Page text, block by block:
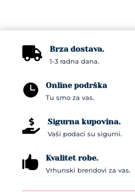
 Brza dostava.
1-3 radna dana.
 Online podrška
Tu smo za vas.
 Sigurna kupovina.
Vaši podaci su sigurni.
 Kvalitet robe.
Vrhunski brendovi za vas.